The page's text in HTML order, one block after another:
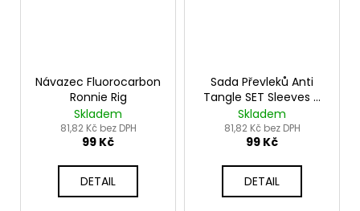
Návazec Fluorocarbon
Ronnie Rig
Skladem
81,82 Kč bez DPH
99 Kč
DETAIL
Sada Převleků Anti
Tangle SET Sleeves +
QC
Skladem
81,82 Kč bez DPH
99 Kč
DETAIL